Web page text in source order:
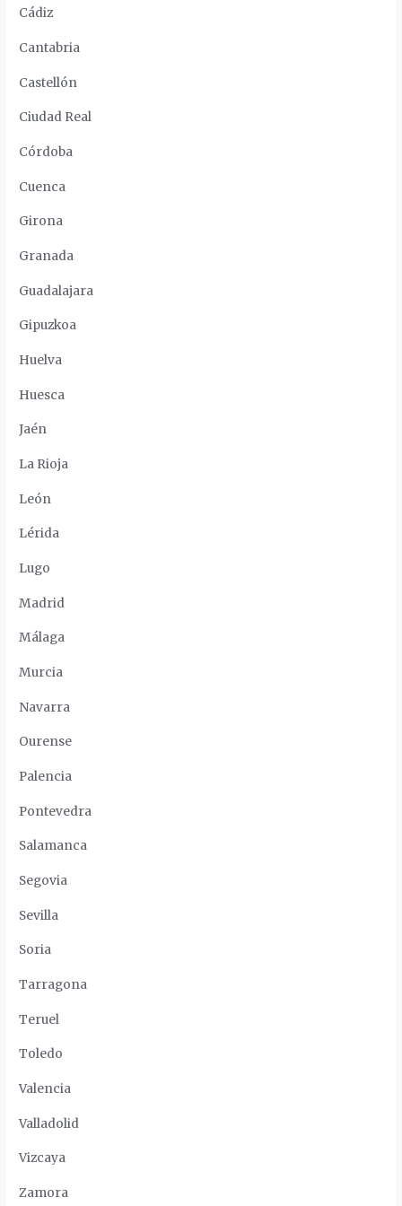
Cádiz
Cantabria
Castellón
Ciudad Real
Córdoba
Cuenca
Girona
Granada
Guadalajara
Gipuzkoa
Huelva
Huesca
Jaén
La Rioja
León
Lérida
Lugo
Madrid
Málaga
Murcia
Navarra
Ourense
Palencia
Pontevedra
Salamanca
Segovia
Sevilla
Soria
Tarragona
Teruel
Toledo
Valencia
Valladolid
Vizcaya
Zamora